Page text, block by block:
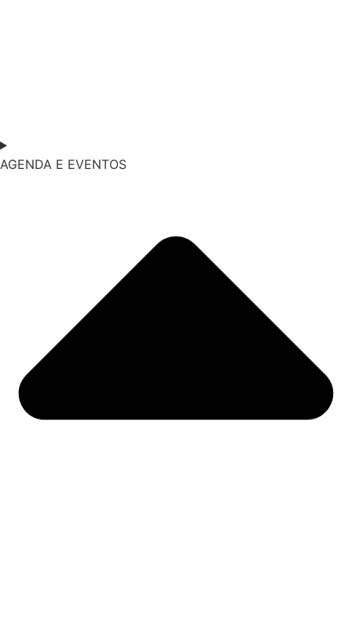
AGENDA E EVENTOS